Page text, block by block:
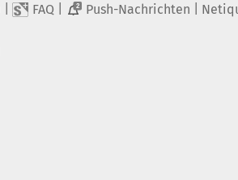
FAQ 2 Push-Nachrichten